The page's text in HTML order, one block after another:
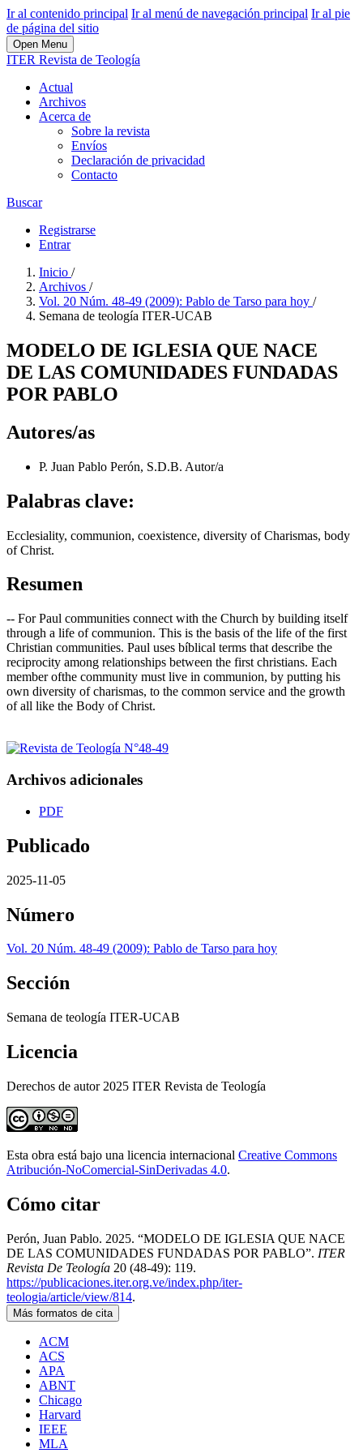
Ir al contenido principal Ir al menú de navegación principal Ir al pie
de página del sitio
Open Menu
ITER Revista de Teología
Actual
Archivos
Acerca de
Sobre la revista
Envíos
Declaración de privacidad
Contacto
Buscar
Registrarse
Entrar
Inicio /
Archivos /
Vol. 20 Núm. 48-49 (2009): Pablo de Tarso para hoy /
Semana de teología ITER-UCAB
MODELO DE IGLESIA QUE NACE
DE LAS COMUNIDADES FUNDADAS
POR PABLO
Autores/as
P. Juan Pablo Perón, S.D.B. Autor/a
Palabras clave:
Ecclesiality, communion, coexistence, diversity of Charismas, body
of Christ.
Resumen
-- For Paul communities connect with the Church by building itself
through a life of communion. This is the basis of the life of the first
Christian communities. Paul uses bíblical terms that describe the
reciprocity among relationships between the first christians. Each
member ofthe community must live in communion, by putting his
own diversity of charismas, to the common service and the growth
of all like the Body of Christ.
Archivos adicionales
PDF
Publicado
2025-11-05
Número
Vol. 20 Núm. 48-49 (2009): Pablo de Tarso para hoy
Sección
Semana de teología ITER-UCAB
Licencia
Derechos de autor 2025 ITER Revista de Teología
Esta obra está bajo una licencia internacional Creative Commons
Atribución-NoComercial-SinDerivadas 4.0.
Cómo citar
Perón, Juan Pablo. 2025. “MODELO DE IGLESIA QUE NACE
DE LAS COMUNIDADES FUNDADAS POR PABLO”. ITER
Revista De Teología 20 (48-49): 119.
https://publicaciones.iter.org.ve/index.php/iter-
teologia/article/view/814.
Más formatos de cita
ACM
ACS
APA
ABNT
Chicago
Harvard
IEEE
MLA